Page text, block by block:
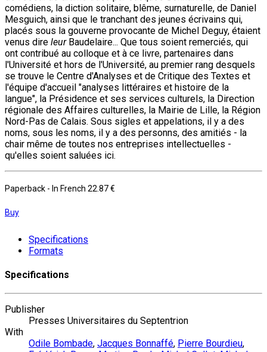
comédiens, la diction solitaire, blême, surnaturelle, de Daniel
Mesguich, ainsi que le tranchant des jeunes écrivains qui,
placés sous la gouverne provocante de Michel Deguy, étaient
venus dire leurBaudelaire... Que tous soient remerciés, qui
ont contribué au colloque et à ce livre, partenaires dans
l'Université et hors de l'Université, au premier rang desquels
se trouve le Centre d'Analyses et de Critique des Textes et
l'équipe d'accueil "analyses littéraires et histoire de la
langue", la Présidence et ses services culturels, la Direction
régionale des Affaires culturelles, la Mairie de Lille, la Région
Nord-Pas de Calais. Sous sigles et appelations, il y a des
noms, sous les noms, il y a des personns, des amitiés - la
chair même de toutes nos entreprises intellectuelles -
qu'elles soient saluées ici.
Paperback - In French 22.87 €
Buy
Specifications
Formats
Specifications
Publisher
Presses Universitaires du Septentrion
With
Odile Bombade, Jacques Bonnaffé, Pierre Bourdieu,